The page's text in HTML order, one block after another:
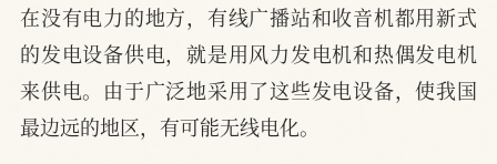
在没有电力的地方，有线广播站和收音机都用新式
的发电设备供电，就是用风力发电机和热偶发电机
来供电。由于广泛地采用了这些发电设备，使我国
最边远的地区，有可能无线电化。